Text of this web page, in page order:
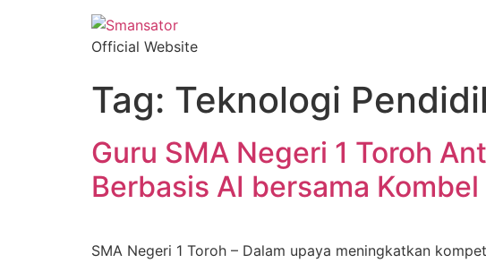
Official Website
Tag: Teknologi
Guru SMA Negeri 1 Toroh
Berbasis AI bersama
SMA Negeri 1 Toroh – Dalam upaya meningkatkan